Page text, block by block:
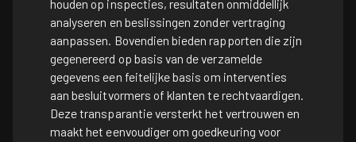
houden op inspecties, resultaten onmiddellijk
analyseren en beslissingen zonder vertraging
aanpassen. Bovendien bieden rapporten die zijn
gegenereerd op basis van de verzamelde
gegevens een feitelijke basis om interventies
aan besluitvormers of klanten te rechtvaardigen.
Deze transparantie versterkt het vertrouwen en
maakt het eenvoudiger om goedkeuring voor